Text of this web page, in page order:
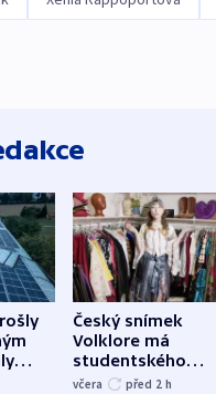
Český snímek
Volklore má
studentského
Oscara, zabojuje o
včera před 2 h